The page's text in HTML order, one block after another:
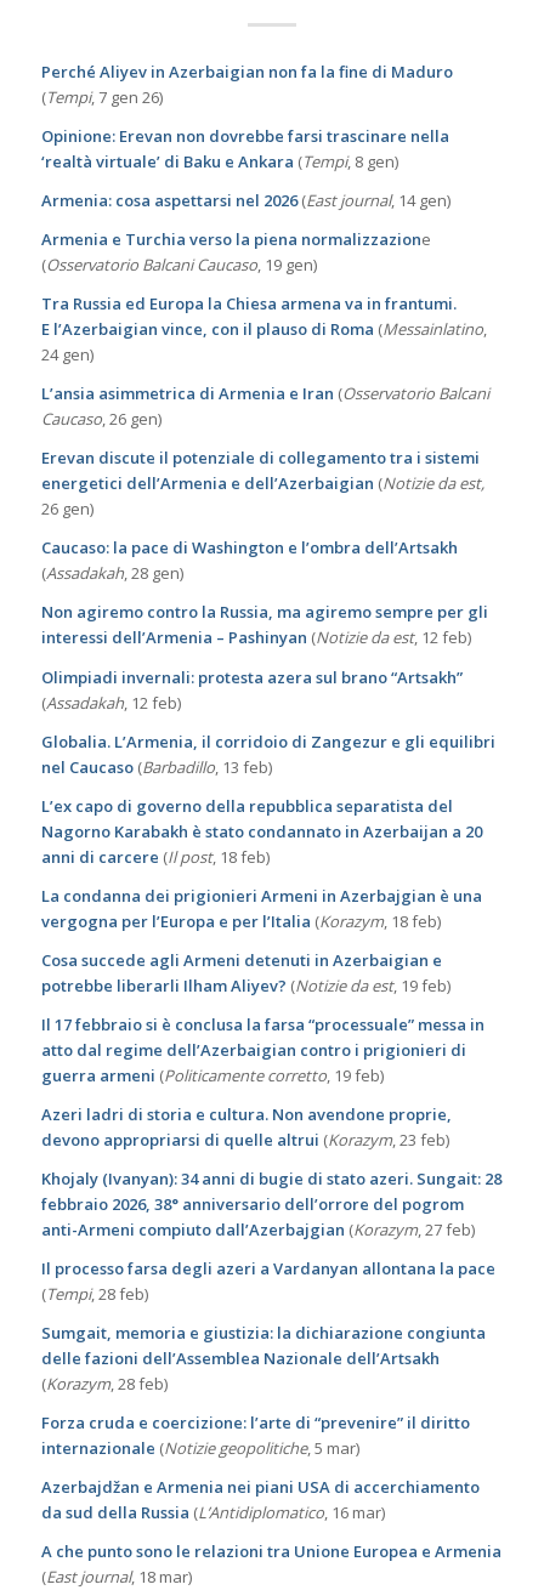
Perché Aliyev in Azerbaigian non fa la fine di Maduro
(Tempi, 7 gen 26)
Opinione: Erevan non dovrebbe farsi trascinare nella
‘realtà virtuale’ di Baku e Ankara (Tempi, 8 gen)
Armenia: cosa aspettarsi nel 2026(East journal, 14 gen)
Armenia e Turchia verso la piena normalizzazione
(Osservatorio Balcani Caucaso, 19 gen)
Tra Russia ed Europa la Chiesa armena va in frantumi.
E l’Azerbaigian vince, con il plauso di Roma (Messainlatino,
24 gen)
L’ansia asimmetrica di Armenia e Iran (Osservatorio Balcani
Caucaso, 26 gen)
Erevan discute il potenziale di collegamento tra i sistemi
energetici dell’Armenia e dell’Azerbaigian (Notizie da est,
26 gen)
Caucaso: la pace di Washington e l’ombra dell’Artsakh
(Assadakah, 28 gen)
Non agiremo contro la Russia, ma agiremo sempre per gli
interessi dell’Armenia – Pashinyan (Notizie da est, 12 feb)
Olimpiadi invernali: protesta azera sul brano “Artsakh”
(Assadakah, 12 feb)
Globalia. L’Armenia, il corridoio di Zangezur e gli equilibri
nel Caucaso(Barbadillo, 13 feb)
L’ex capo di governo della repubblica separatista del
Nagorno Karabakh è stato condannato in Azerbaijan a 20
anni di carcere (Il post, 18 feb)
La condanna dei prigionieri Armeni in Azerbajgian è una
vergogna per l’Europa e per l’Italia (Korazym, 18 feb)
Cosa succede agli Armeni detenuti in Azerbaigian e
potrebbe liberarli Ilham Aliyev? (Notizie da est, 19 feb)
Il 17 febbraio si è conclusa la farsa “processuale” messa in
atto dal regime dell’Azerbaigian contro i prigionieri di
guerra armeni (Politicamente corretto, 19 feb)
Azeri ladri di storia e cultura. Non avendone proprie,
devono appropriarsi di quelle altrui (Korazym, 23 feb)
Khojaly (Ivanyan): 34 anni di bugie di stato azeri. Sungait: 28
febbraio 2026, 38° anniversario dell’orrore del pogrom
anti-Armeni compiuto dall’Azerbajgian (Korazym, 27 feb)
Il processo farsa degli azeri a Vardanyan allontana la pace
(Tempi, 28 feb)
Sumgait, memoria e giustizia: la dichiarazione congiunta
delle fazioni dell’Assemblea Nazionale dell’Artsakh
(Korazym, 28 feb)
Forza cruda e coercizione: l’arte di “prevenire” il diritto
internazionale (Notizie geopolitiche, 5 mar)
Azerbajdžan e Armenia nei piani USA di accerchiamento
da sud della Russia (L’Antidiplomatico, 16 mar)
A che punto sono le relazioni tra Unione Europea e Armenia
(East journal, 18 mar)